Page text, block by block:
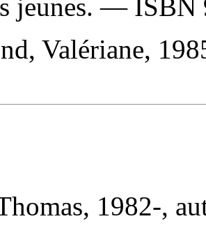
jeunes. — ISBN
Valériane,
1982-,